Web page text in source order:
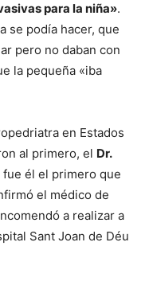
para la niña».
se podía hacer, que
pero no daban con
la pequeña «iba
en Estados
al primero, el Dr.
él el primero que
el médico de
a realizar a
Sant Joan de Déu